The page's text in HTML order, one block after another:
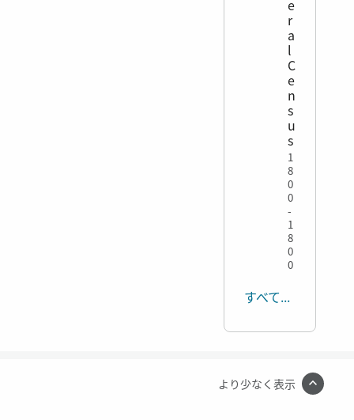
e
r
a
l
C
e
n
s
u
s
1
8
0
0
-
1
8
0
0
すべて表示する
より少なく表示